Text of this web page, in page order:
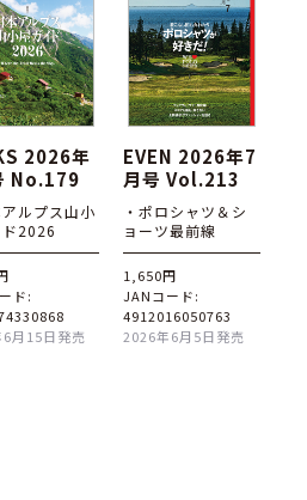
2026年
No.179
アルプス山小
2026
ド:
月15日発売
EVEN 2026年7
月号 Vol.213
・ポロシャツ＆シ
ョーツ最前線
1,650円
JANコード:
4912016050763
2026年6月5日発売